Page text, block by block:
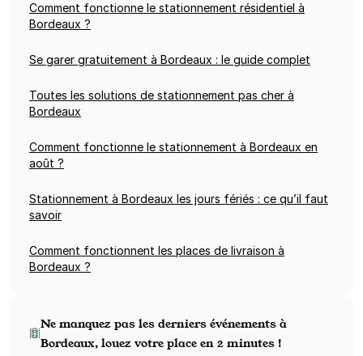
Comment fonctionne le stationnement résidentiel à
Bordeaux ?
Se garer gratuitement à Bordeaux : le guide complet
Toutes les solutions de stationnement pas cher à
Bordeaux
Comment fonctionne le stationnement à Bordeaux en
août ?
Stationnement à Bordeaux les jours fériés : ce qu’il faut
savoir
Comment fonctionnent les places de livraison à
Bordeaux ?
Ne manquez pas les derniers événements à
Bordeaux, louez votre place en 2 minutes !